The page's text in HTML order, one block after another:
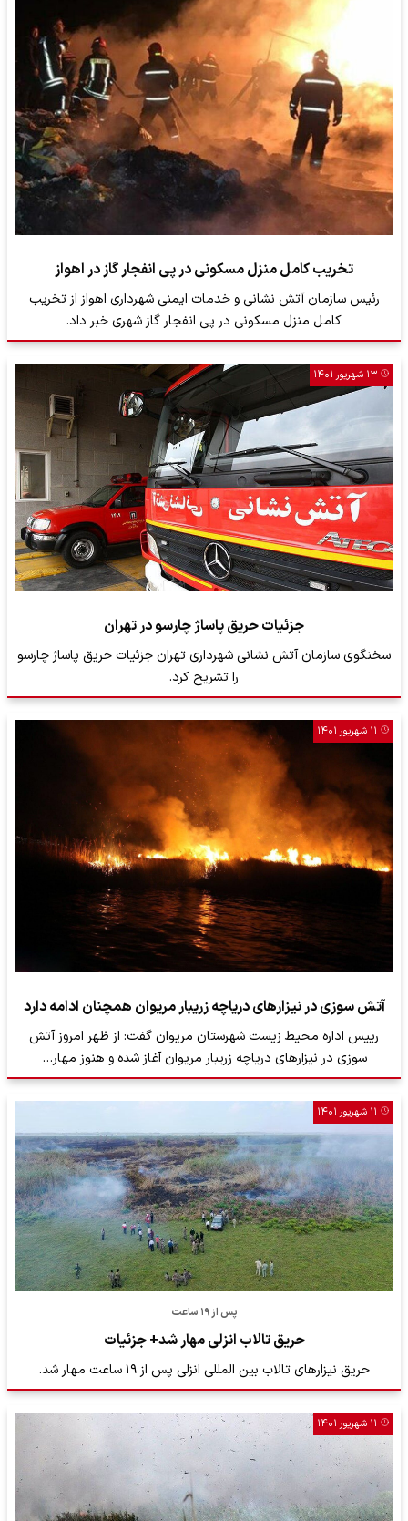
تخریب کامل منزل مسکونی در پی انفجار گاز در اهواز
رئیس سازمان آتش نشانی و خدمات ایمنی شهرداری اهواز از تخریب
کامل منزل مسکونی در پی انفجار گاز شهری خبر داد.
۱۳ شهریور ۱۴۰۱
جزئیات حریق پاساژ چارسو در تهران
سخنگوی سازمان آتش نشانی شهرداری تهران جزئیات حریق پاساژ چارسو
را تشریح کرد.
۱۱ شهریور ۱۴۰۱
آتش سوزی در نیزارهای دریاچه زریبار مریوان همچنان ادامه دارد
رییس اداره محیط زیست شهرستان مریوان گفت: از ظهر امروز آتش
سوزی در نیزارهای دریاچه زریبار مریوان آغاز شده و هنوز مهار…
۱۱ شهریور ۱۴۰۱
پس از ۱۹ ساعت
حریق تالاب انزلی مهار شد+ جزئیات
حریق نیزارهای تالاب بین المللی انزلی پس از ۱۹ ساعت مهار شد.
۱۱ شهریور ۱۴۰۱